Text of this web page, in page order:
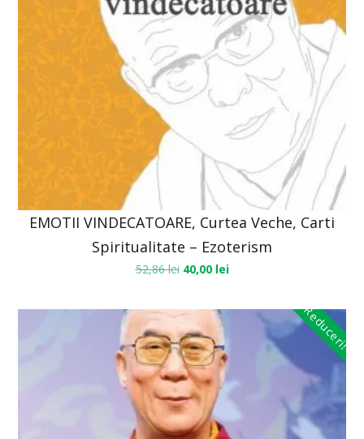
EMOTII VINDECATOARE, Curtea Veche, Carti
Spiritualitate – Ezoterism
52,86lei 40,00 lei
Reduceri!